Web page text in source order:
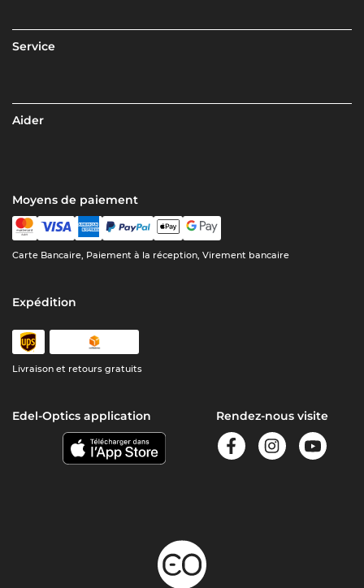
Service
Aider
Moyens de paiement
Carte Bancaire, Paiement à la réception, Virement bancaire
Expédition
Livraison et retours gratuits
Edel-Optics application Rendez-nous visite